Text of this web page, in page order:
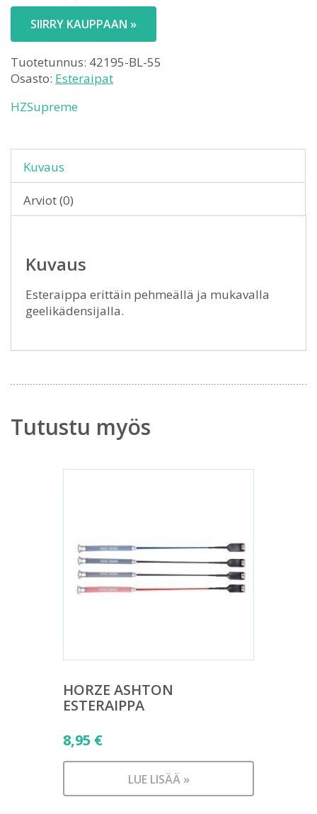
SIIRRY KAUPPAAN »
Tuotetunnus: 42195-BL-55
Osasto: Esteraipat
HZSupreme
Kuvaus
Arviot (0)
Kuvaus
Esteraippa erittäin pehmeällä ja mukavalla
geelikädensijalla.
Tutustu myös
HORZE ASHTON
ESTERAIPPA
8,95 €
LUE LISÄÄ »